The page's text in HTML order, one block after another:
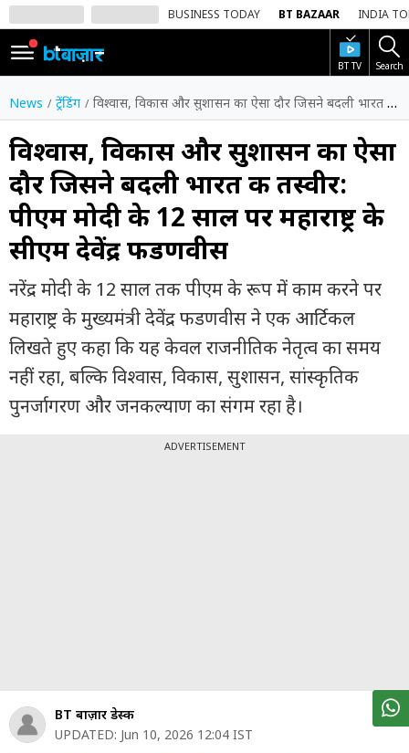
BUSINESS TODAY BT BAZAAR INDIA
BT TV Search
SIGN
IN
Dark
Mode
होम
शेयर
बाज़ार
वीडियो
ट्रेंडिंग
बिजनेस
न्यूज
पर्सनल
ट्रेंडिंग
News ट्रेंडिंग विश्वास, विकास और सुशासन का ऐसा दौर जिसने बदली भारत की तस्वीर: पीएम मोदी के 12 साल पर महाराष्ट्र के सीएम देवेंद्र फडणवीस
विश्वास, विकास और सुशासन का ऐसा
दौर जिसने बदली भारत की तस्वीर:
पीएम मोदी के 12 साल पर महाराष्ट्र के
सीएम देवेंद्र फडणवीस
नरेंद्र मोदी के 12 साल तक पीएम के रूप में काम करने पर
महाराष्ट्र के मुख्यमंत्री देवेंद्र फडणवीस ने एक आर्टिकल
लिखते हुए कहा कि यह केवल राजनीतिक नेतृत्व का समय
नहीं रहा, बल्कि विश्वास, विकास, सुशासन, सांस्कृतिक
पुनर्जागरण और जनकल्याण का संगम रहा है।
ADVERTISEMENT
BT बाज़ार डेस्क
UPDATED: Jun 10, 2026 12:04 IST